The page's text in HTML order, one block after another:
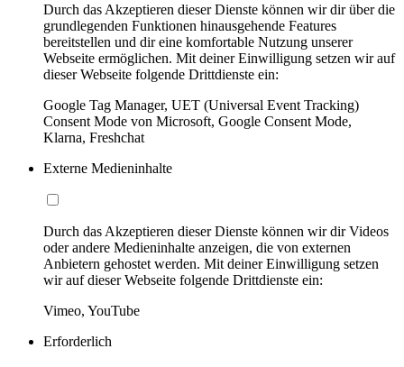
Durch das Akzeptieren dieser Dienste können wir dir über die
grundlegenden Funktionen hinausgehende Features
bereitstellen und dir eine komfortable Nutzung unserer
Webseite ermöglichen. Mit deiner Einwilligung setzen wir auf
dieser Webseite folgende Drittdienste ein:
Google Tag Manager, UET (Universal Event Tracking)
Consent Mode von Microsoft, Google Consent Mode,
Klarna, Freshchat
Externe Medieninhalte
Durch das Akzeptieren dieser Dienste können wir dir Videos
oder andere Medieninhalte anzeigen, die von externen
Anbietern gehostet werden. Mit deiner Einwilligung setzen
wir auf dieser Webseite folgende Drittdienste ein:
Vimeo, YouTube
Erforderlich